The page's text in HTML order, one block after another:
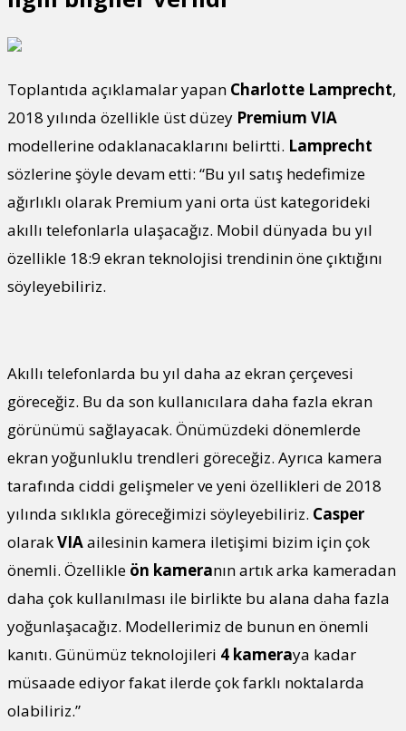
Toplantıda açıklamalar yapan Charlotte Lamprecht,
2018 yılında özellikle üst düzey Premium VIA
modellerine odaklanacaklarını belirtti. Lamprecht
sözlerine şöyle devam etti: “Bu yıl satış hedefimize
ağırlıklı olarak Premium yani orta üst kategorideki
akıllı telefonlarla ulaşacağız. Mobil dünyada bu yıl
özellikle 18:9 ekran teknolojisi trendinin öne çıktığını
söyleyebiliriz.
Akıllı telefonlarda bu yıl daha az ekran çerçevesi
göreceğiz. Bu da son kullanıcılara daha fazla ekran
görünümü sağlayacak. Önümüzdeki dönemlerde
ekran yoğunluklu trendleri göreceğiz. Ayrıca kamera
tarafında ciddi gelişmeler ve yeni özellikleri de 2018
yılında sıklıkla göreceğimizi söyleyebiliriz. Casper
olarakVIAailesinin kamera iletişimi bizim için çok
önemli. Özellikle ön kameranın artık arka kameradan
daha çok kullanılması ile birlikte bu alana daha fazla
yoğunlaşacağız. Modellerimiz de bunun en önemli
kanıtı. Günümüz teknolojileri 4 kameraya kadar
müsaade ediyor fakat ilerde çok farklı noktalarda
olabiliriz.”